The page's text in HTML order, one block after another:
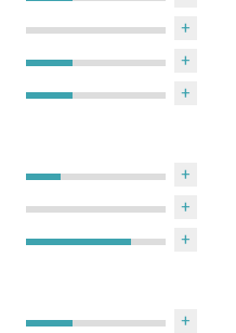
+
+
+
+
+
+
+